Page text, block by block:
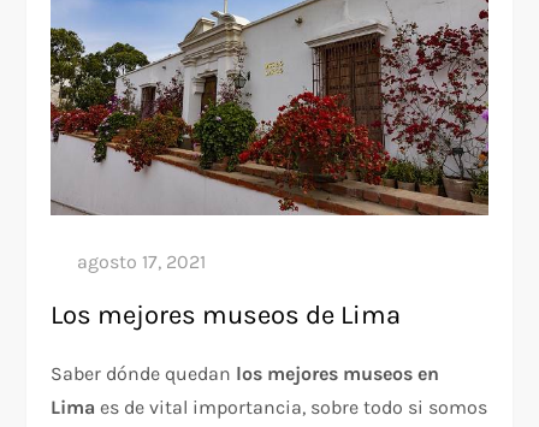
Los mejores museos de Lima
Saber dónde quedan los mejores museos en
Limaes de vital importancia, sobre todo si somos